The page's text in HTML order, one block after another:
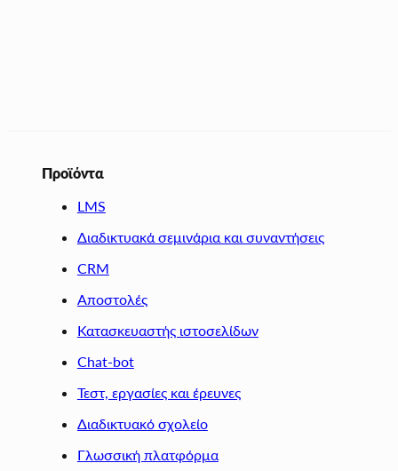
Προϊόντα
LMS
Διαδικτυακά σεμινάρια και συναντήσεις
CRM
Αποστολές
Κατασκευαστής ιστοσελίδων
Chat-bot
Τεστ, εργασίες και έρευνες
Διαδικτυακό σχολείο
Γλωσσική πλατφόρμα